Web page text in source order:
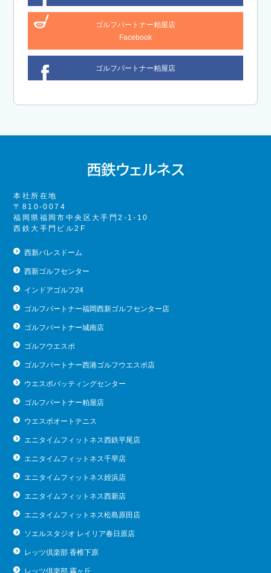
ゴルフパートナー粕屋店
Facebook
ゴルフパートナー粕屋店
本社所在地
〒810-0074
福岡県福岡市中央区大手門2-1-10
西鉄大手門ビル2F
西新パレスドーム
西新ゴルフセンター
インドアゴルフ24
ゴルフパートナー福岡西新ゴルフセンター店
ゴルフパートナー城南店
ゴルフウエスポ
ゴルフパートナー西港ゴルフウエスポ店
ウエスポバッティングセンター
ゴルフパートナー粕屋店
ウエスポオートテニス
エニタイムフィットネス西鉄平尾店
エニタイムフィットネス千早店
エニタイムフィットネス姪浜店
エニタイムフィットネス西新店
エニタイムフィットネス松島原田店
ソエルスタジオ レイリア春日原店
レッツ倶楽部 香椎下原
レッツ倶楽部 霧ヶ丘